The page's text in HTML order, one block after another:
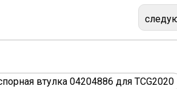
втулка 04204886 для TCG2020